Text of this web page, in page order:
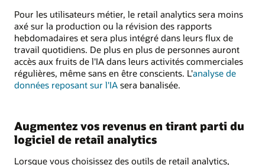
Pour les utilisateurs métier, le retail analytics sera moins
axé sur la production ou la révision des rapports
hebdomadaires et sera plus intégré dans leurs flux de
travail quotidiens. De plus en plus de personnes auront
accès aux fruits de l'IA dans leurs activités commerciales
régulières, même sans en être conscients. L'analyse de
données reposant sur l'IA sera banalisée.
Augmentez vos revenus en tirant parti du
logiciel de retail analytics
Lorsque vous choisissez des outils de retail analytics,